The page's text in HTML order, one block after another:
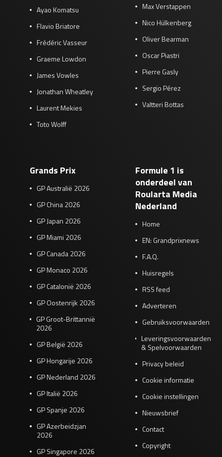
Ayao Komatsu
Flavio Briatore
Frédéric Vasseur
Graeme Lowdon
James Vowles
Jonathan Wheatley
Laurent Mekies
Toto Wolff
Max Verstappen
Nico Hülkenberg
Oliver Bearman
Oscar Piastri
Pierre Gasly
Sergio Pérez
Valtteri Bottas
Grands Prix
GP Australië 2026
GP China 2026
GP Japan 2026
GP Miami 2026
GP Canada 2026
GP Monaco 2026
GP Catalonië 2026
GP Oostenrijk 2026
GP Groot-Brittannië
2026
GP België 2026
GP Hongarije 2026
GP Nederland 2026
GP Italië 2026
GP Spanje 2026
GP Azerbeidzjan
2026
GP Singapore 2026
Formule 1 is
onderdeel van
Roularta Media
Nederland
Home
EN: Grandprixnews
F.A.Q.
Huisregels
RSS feed
Adverteren
Gebruiksvoorwaarden
Leveringsvoorwaarden
& Spelvoorwaarden
Privacy beleid
Cookie informatie
Cookie instellingen
Nieuwsbrief
Contact
Copyright